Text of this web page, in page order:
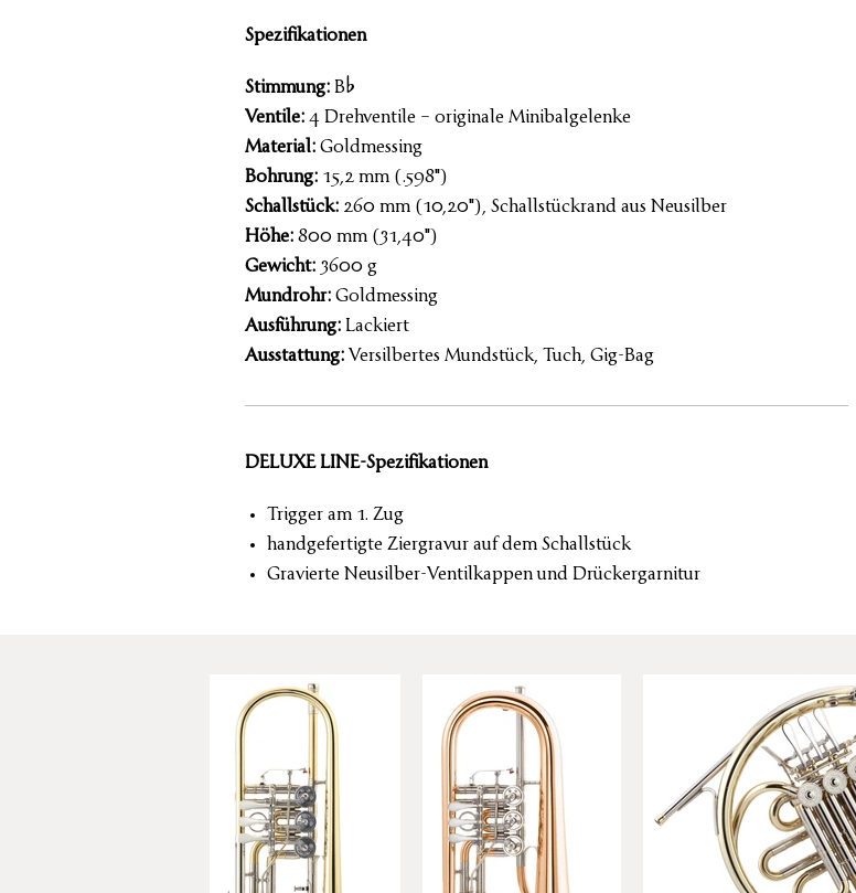
Spezifikationen
Stimmung: B%
Ventile: 4 Drehventile – originale Minibalgelenke
Material: Goldmessing
Bohrung: 15,2 mm (.598")
Schallstück: 260 mm (10,20"), Schallstückrand aus Neusilber
Höhe: 800 mm (31,40")
Gewicht: 3600 g
Mundrohr: Goldmessing
Ausführung: Lackiert
Ausstattung: Versilbertes Mundstück, Tuch, Gig-Bag
DELUXE LINE-Spezifikationen
Trigger am 1. Zug
handgefertigte Ziergravur auf dem Schallstück
Gravierte Neusilber-Ventilkappen und Drückergarnitur